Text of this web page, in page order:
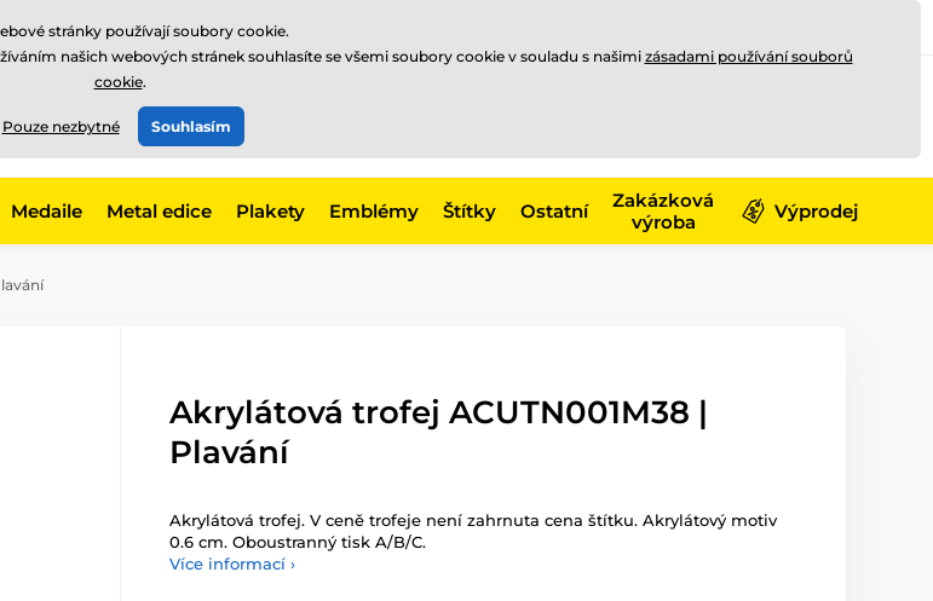
775 400 255
Zavolejte nám
Medaile Metal edice Plakety Emblémy Štítky Ostatní
Zakázková
výroba
Výprodej
Akrylátová trofej ACUTN001M38 |
Plavání
Akrylátová trofej. V ceně trofeje není zahrnuta cena štítku. Akrylátový motiv
0.6 cm. Oboustranný tisk A/B/C.
Více informací ›
stránky používají soubory cookie.
našich webových stránek souhlasíte se všemi soubory cookie v souladu s našimi zásadami používání souborů
cookie.
Pouze nezbytné Souhlasím